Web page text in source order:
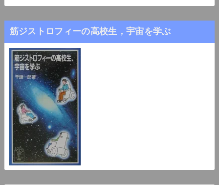
筋ジストロフィーの高校生，宇宙を学ぶ